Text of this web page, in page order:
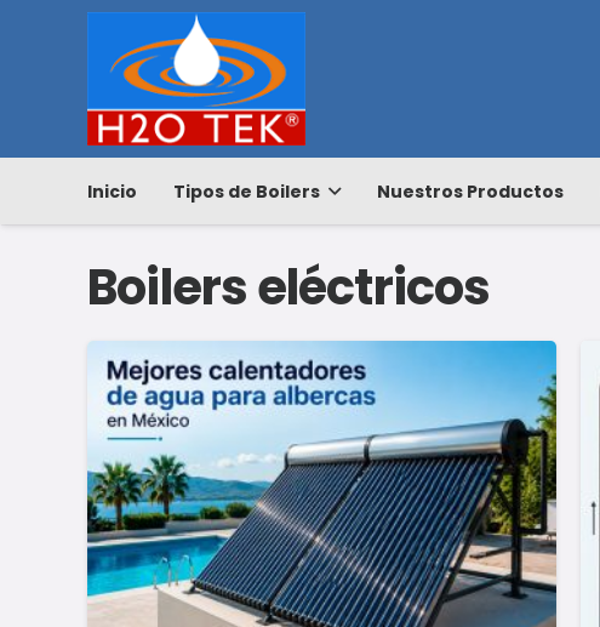
Inicio Tipos de Boilers Nuestros Productos
Boilers eléctricos